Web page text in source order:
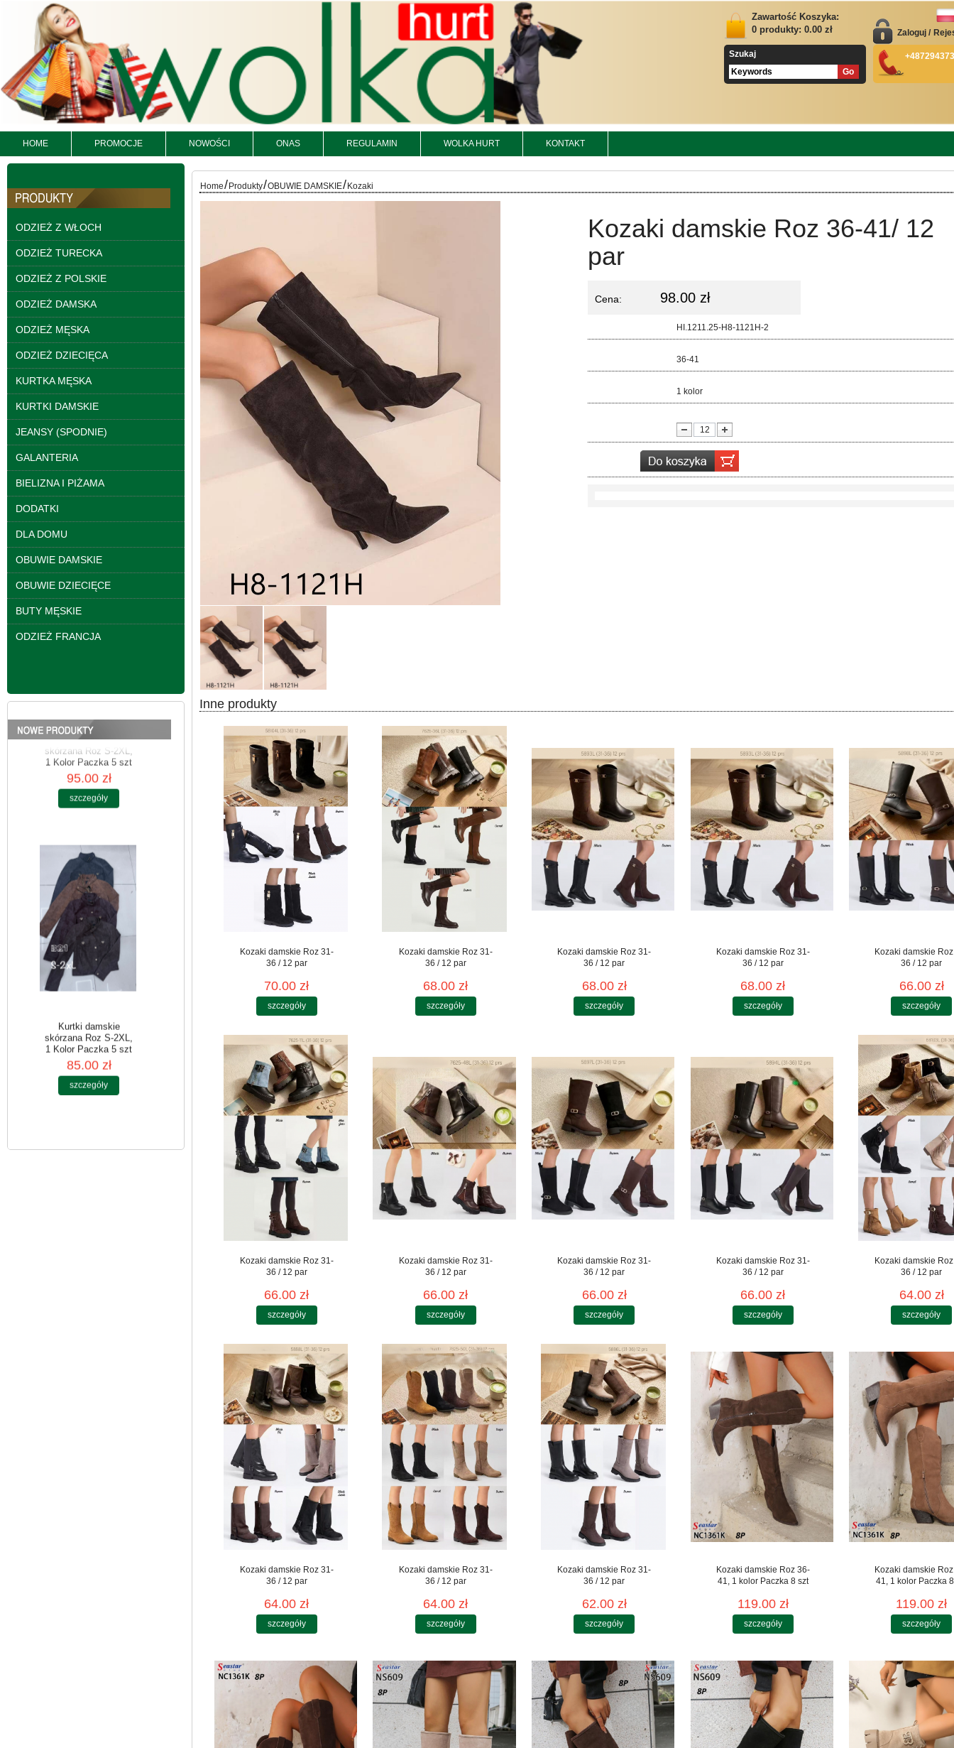
Zawartość Koszyka:
0 produkty: 0.00 zł
Szukaj
Zaloguj /
HOME PROMOCJE NOWOŚCI ONAS REGULAMIN WOLKA HURT KONTAKT
ODZIEŻ Z WŁOCH
ODZIEŻ TURECKA
ODZIEŻ Z POLSKIE
ODZIEŻ DAMSKA
ODZIEŻ MĘSKA
ODZIEŻ DZIECIĘCA
KURTKA MĘSKA
KURTKI DAMSKIE
JEANSY (SPODNIE)
GALANTERIA
BIELIZNA I PIŻAMA
DODATKI
DLA DOMU
OBUWIE DAMSKIE
OBUWIE DZIECIĘCE
BUTY MĘSKIE
ODZIEŻ FRANCJA
Kurtki damskie
Kolor Paczka 5 szt
95.00 zł
szczegóły
Kurtki damskie
skórzana Roz S-XL, 1
Kolor Paczka 5 szt
95.00 zł
szczegóły
Kurtki damskie
skórzana Roz S-2XL,
szczegóły
Kurtki damskie
skórzana Roz S-2XL,
Home/ Produkty/OBUWIE DAMSKIE/ Kozaki
Kozaki damskie Roz 36-41/ 12
par
Cena: 98.00 zł
HI.1211.25-H8-1121H-2
36-41
1 kolor
Inne produkty
Kozaki damskie Roz 31-
36 / 12 par
70.00 zł
szczegóły
Kozaki damskie Roz 31-
36 / 12 par
68.00 zł
szczegóły
Kozaki damskie Roz 31-
36 / 12 par
68.00 zł
szczegóły
Kozaki damskie Roz 31-
36 / 12 par
68.00 zł
szczegóły
Kozaki damskie
36 / 12 par
66.00 zł
szczegóły
Kozaki damskie Roz 31-
36 / 12 par
66.00 zł
szczegóły
Kozaki damskie Roz 31-
36 / 12 par
66.00 zł
szczegóły
Kozaki damskie Roz 31-
36 / 12 par
66.00 zł
szczegóły
Kozaki damskie Roz 31-
36 / 12 par
66.00 zł
szczegóły
Kozaki damskie
36 / 12 par
64.00 zł
szczegóły
Kozaki damskie Roz 31-
36 / 12 par
64.00 zł
szczegóły
Kozaki damskie Roz 31-
36 / 12 par
64.00 zł
szczegóły
Kozaki damskie Roz 31-
36 / 12 par
62.00 zł
szczegóły
Kozaki damskie Roz 36-
41, 1 kolor Paczka 8 szt
119.00 zł
szczegóły
Kozaki damskie
41, 1 kolor Paczka
119.00 zł
szczegóły